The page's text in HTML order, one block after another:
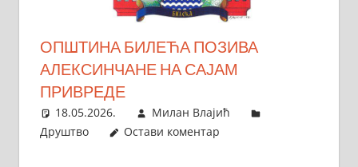
ОПШТИНА БИЛЕЋА ПОЗИВА
АЛЕКСИНЧАНЕ НА САЈАМ
ПРИВРЕДЕ
18.05.2026.
Милан Влајић
Друштво
Остави коментар